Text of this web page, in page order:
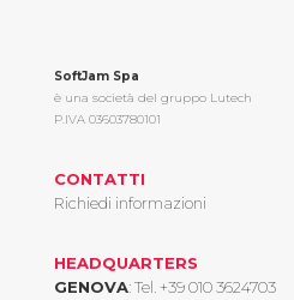
SoftJam Spa
è una società del gruppo Lutech
P.IVA 03603780101
CONTATTI
Richiedi informazioni
HEADQUARTERS
GENOVA: Tel. +39 010 3624703